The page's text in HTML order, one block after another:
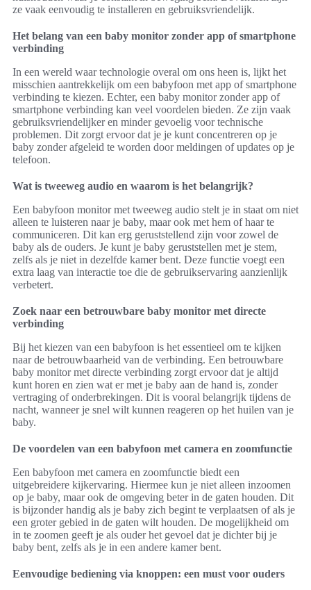
ze vaak eenvoudig te installeren en gebruiksvriendelijk.
Het belang van een baby monitor zonder app of smartphone
verbinding
In een wereld waar technologie overal om ons heen is, lijkt het
misschien aantrekkelijk om een babyfoon met app of smartphone
verbinding te kiezen. Echter, een baby monitor zonder app of
smartphone verbinding kan veel voordelen bieden. Ze zijn vaak
gebruiksvriendelijker en minder gevoelig voor technische
problemen. Dit zorgt ervoor dat je je kunt concentreren op je
baby zonder afgeleid te worden door meldingen of updates op je
telefoon.
Wat is tweeweg audio en waarom is het belangrijk?
Een babyfoon monitor met tweeweg audio stelt je in staat om niet
alleen te luisteren naar je baby, maar ook met hem of haar te
communiceren. Dit kan erg geruststellend zijn voor zowel de
baby als de ouders. Je kunt je baby geruststellen met je stem,
zelfs als je niet in dezelfde kamer bent. Deze functie voegt een
extra laag van interactie toe die de gebruikservaring aanzienlijk
verbetert.
Zoek naar een betrouwbare baby monitor met directe
verbinding
Bij het kiezen van een babyfoon is het essentieel om te kijken
naar de betrouwbaarheid van de verbinding. Een betrouwbare
baby monitor met directe verbinding zorgt ervoor dat je altijd
kunt horen en zien wat er met je baby aan de hand is, zonder
vertraging of onderbrekingen. Dit is vooral belangrijk tijdens de
nacht, wanneer je snel wilt kunnen reageren op het huilen van je
baby.
De voordelen van een babyfoon met camera en zoomfunctie
Een babyfoon met camera en zoomfunctie biedt een
uitgebreidere kijkervaring. Hiermee kun je niet alleen inzoomen
op je baby, maar ook de omgeving beter in de gaten houden. Dit
is bijzonder handig als je baby zich begint te verplaatsen of als je
een groter gebied in de gaten wilt houden. De mogelijkheid om
in te zoomen geeft je als ouder het gevoel dat je dichter bij je
baby bent, zelfs als je in een andere kamer bent.
Eenvoudige bediening via knoppen: een must voor ouders